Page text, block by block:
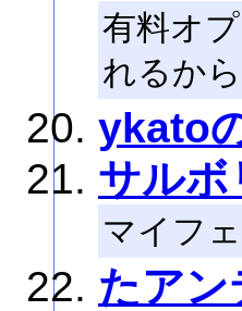
有料オ
れるか
ykato
サルボ
マイフ
たアン